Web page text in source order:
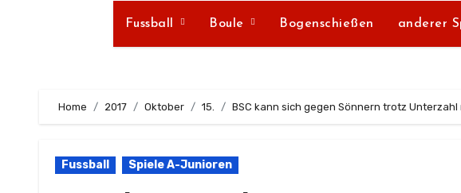
Fussball Boule Bogenschießen anderer
Home 2017 Oktober 15. BSC kann sich gegen Sönnern trotz
Fussball Spiele A-Junioren